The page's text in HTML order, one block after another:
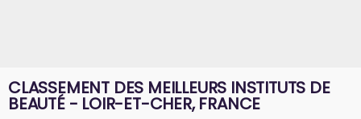
CLASSEMENT DES MEILLEURS INSTITUTS DE
BEAUTÉ - LOIR-ET-CHER, FRANCE